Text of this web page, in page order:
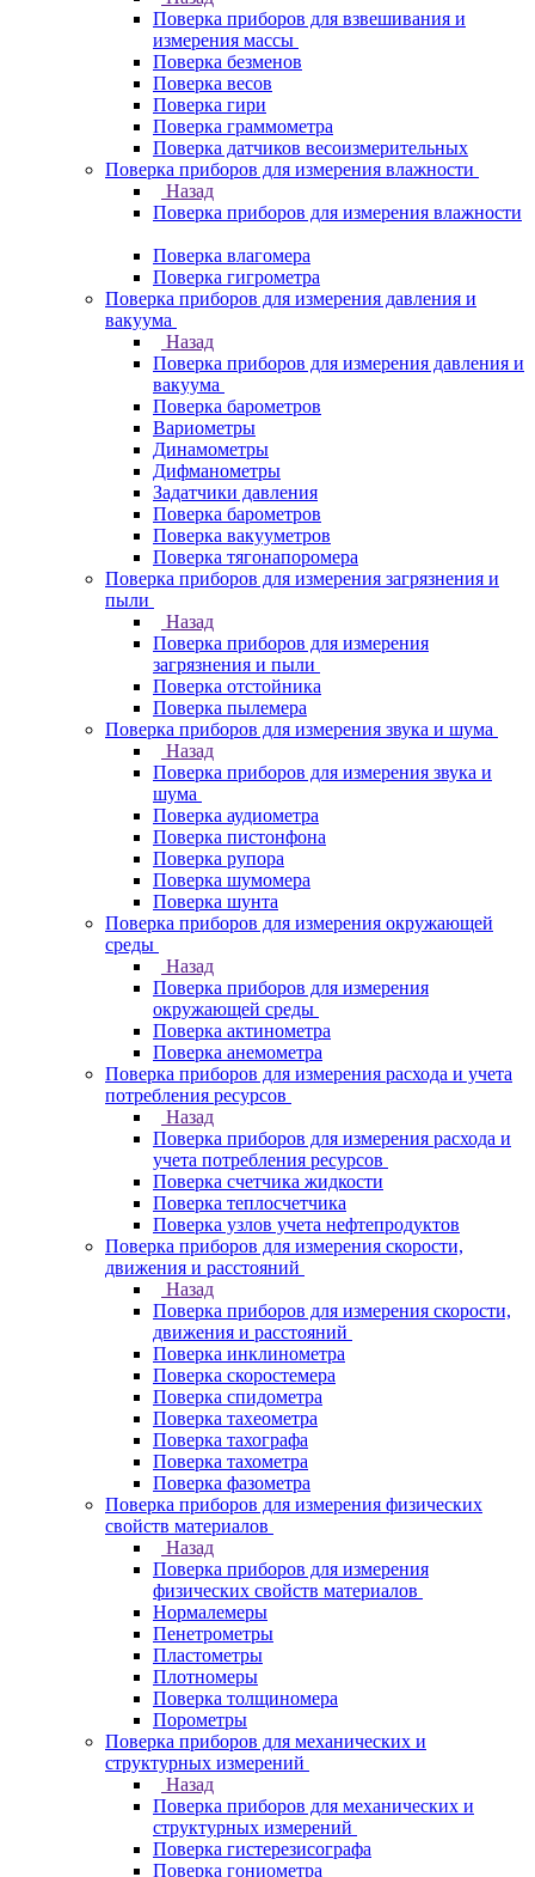
Поверка приборов для взвешивания и
измерения массы
Поверка безменов
Поверка весов
Поверка гири
Поверка граммометра
Поверка датчиков весоизмерительных
Поверка приборов для измерения влажности
Назад
Поверка приборов для измерения влажности
Поверка влагомера
Поверка гигрометра
Поверка приборов для измерения давления и
вакуума
Назад
Поверка приборов для измерения давления и
вакуума
Поверка барометров
Вариометры
Динамометры
Дифманометры
Задатчики давления
Поверка барометров
Поверка вакууметров
Поверка тягонапоромера
Поверка приборов для измерения загрязнения и
пыли
Назад
Поверка приборов для измерения
загрязнения и пыли
Поверка отстойника
Поверка пылемера
Поверка приборов для измерения звука и шума
Назад
Поверка приборов для измерения звука и
шума
Поверка аудиометра
Поверка пистонфона
Поверка рупора
Поверка шумомера
Поверка шунта
Поверка приборов для измерения окружающей
среды
Назад
Поверка приборов для измерения
окружающей среды
Поверка актинометра
Поверка анемометра
Поверка приборов для измерения расхода и учета
потребления ресурсов
Назад
Поверка приборов для измерения расхода и
учета потребления ресурсов
Поверка счетчика жидкости
Поверка теплосчетчика
Поверка узлов учета нефтепродуктов
Поверка приборов для измерения скорости,
движения и расстояний
Назад
Поверка приборов для измерения скорости,
движения и расстояний
Поверка инклинометра
Поверка скоростемера
Поверка спидометра
Поверка тахеометра
Поверка тахографа
Поверка тахометра
Поверка фазометра
Поверка приборов для измерения физических
свойств материалов
Назад
Поверка приборов для измерения
физических свойств материалов
Нормалемеры
Пенетрометры
Пластометры
Плотномеры
Поверка толщиномера
Порометры
Поверка приборов для механических и
структурных измерений
Назад
Поверка приборов для механических и
структурных измерений
Поверка гистерезисографа
Поверка гониометра